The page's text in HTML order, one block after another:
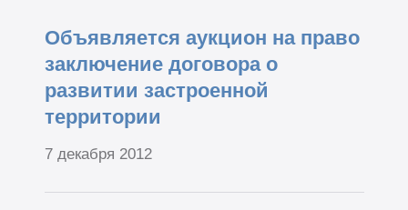
Объявляется аукцион на право
заключение договора о
развитии застроенной
территории
7 декабря 2012